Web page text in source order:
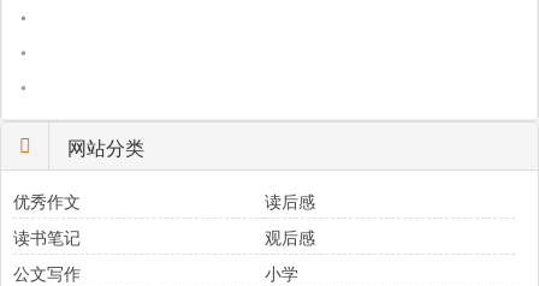
•
•
•
网站分类
优秀作文
读后感
读书笔记
观后感
公文写作
小学